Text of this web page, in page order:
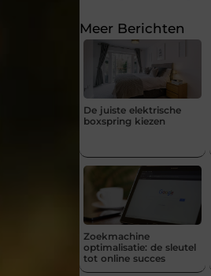
Meer Berichten
De juiste elektrische
boxspring kiezen
Zoekmachine
optimalisatie: de sleutel
tot online succes